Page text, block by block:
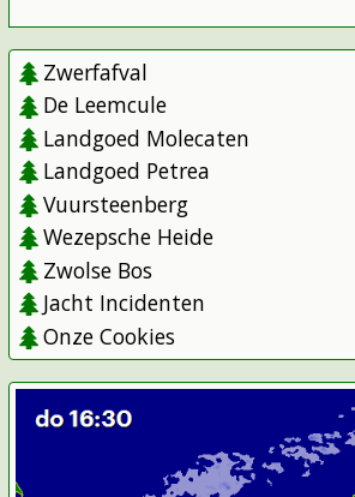
Zwerfafval
De Leemcule
Landgoed Molecaten
Landgoed Petrea
Vuursteenberg
Wezepsche Heide
Zwolse Bos
Jacht Incidenten
Onze Cookies